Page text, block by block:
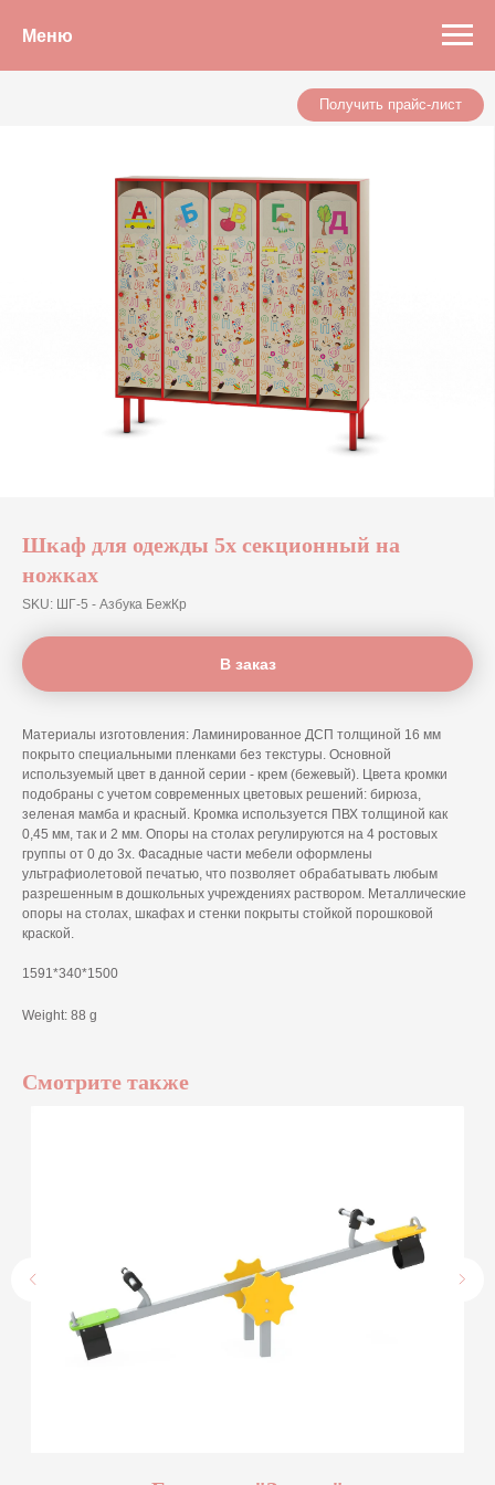
Меню
Получить прайс-лист
Шкаф для одежды 5х секционный на
ножках
SKU: ШГ-5 - Азбука БежКр
В заказ
Материалы изготовления: Ламинированное ДСП толщиной 16 мм
покрыто специальными пленками без текстуры. Основной
используемый цвет в данной серии - крем (бежевый). Цвета кромки
подобраны с учетом современных цветовых решений: бирюза,
зеленая мамба и красный. Кромка используется ПВХ толщиной как
0,45 мм, так и 2 мм. Опоры на столах регулируются на 4 ростовых
группы от 0 до 3х. Фасадные части мебели оформлены
ультрафиолетовой печатью, что позволяет обрабатывать любым
разрешенным в дошкольных учреждениях раствором. Металлические
опоры на столах, шкафах и стенки покрыты стойкой порошковой
краской.
1591*340*1500
Weight: 88 g
Смотрите также